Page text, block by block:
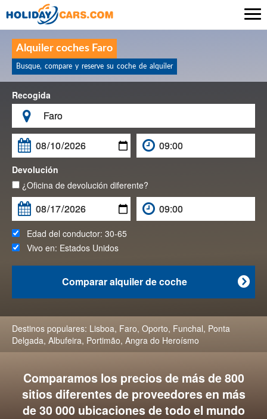
Alquiler coches Faro
Busque, compare y reserve su coche de alquiler
Recogida


Devolución
¿Oficina de devolución diferente?
Edad del conductor: 30-65
Vivo en: Estados Unidos

Comparar alquiler de coche
Destinos populares: Lisboa, Faro, Oporto, Funchal, Ponta
Delgada, Albufeira, Portimão, Angra do Heroísmo
Comparamos los precios de más de 800
sitios diferentes de proveedores en más
de 30 000 ubicaciones de todo el mundo